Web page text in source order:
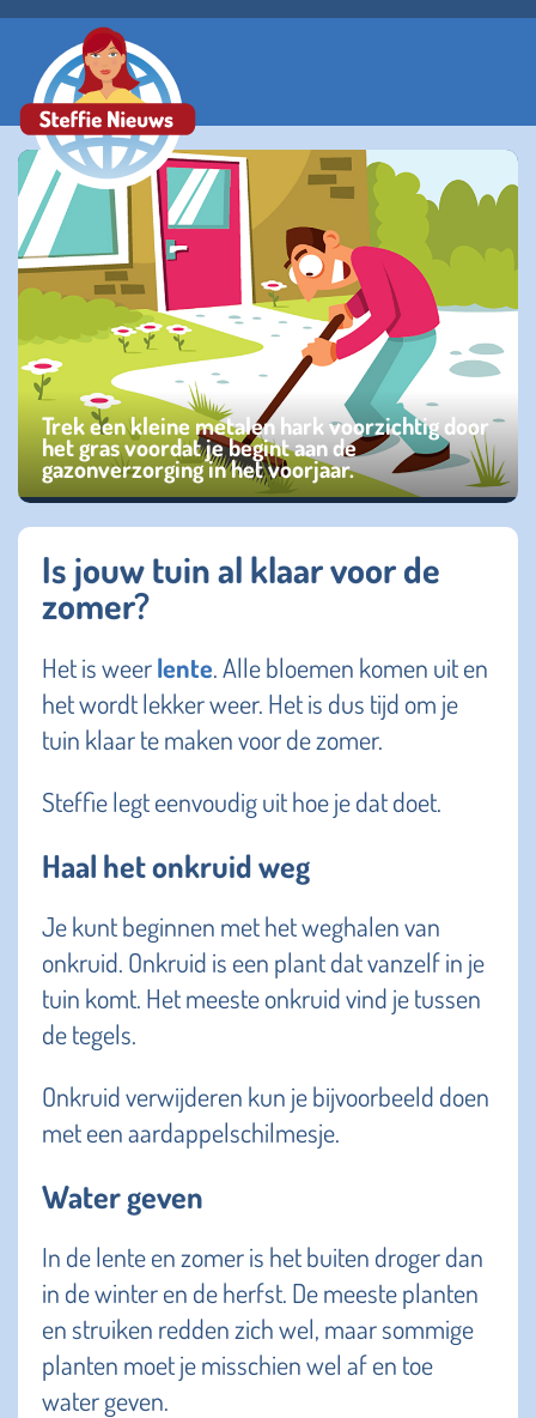
Trek een kleine metalen hark voorzichtig door
het gras voordat je begint aan de
gazonverzorging in het voorjaar.
Is jouw tuin al klaar voor de
zomer?
Het is weerlente. Alle bloemen komen uit en
het wordt lekker weer. Het is dus tijd om je
tuin klaar te maken voor de zomer.
Steffie legt eenvoudig uit hoe je dat doet.
Haal het onkruid weg
Je kunt beginnen met het weghalen van
onkruid. Onkruid is een plant dat vanzelf in je
tuin komt. Het meeste onkruid vind je tussen
de tegels.
Onkruid verwijderen kun je bijvoorbeeld doen
met een aardappelschilmesje.
Water geven
In de lente en zomer is het buiten droger dan
in de winter en de herfst. De meeste planten
en struiken redden zich wel, maar sommige
planten moet je misschien wel af en toe
water geven.